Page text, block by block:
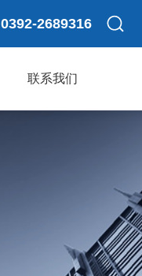
0392-2689316
联系我们